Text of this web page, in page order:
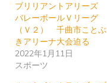
ブリリアントアリーズ
バレーボールＶリーグ
（Ｖ２） 千曲市ことぶ
きアリーナ大会迫る
2022年1月11日
スポーツ